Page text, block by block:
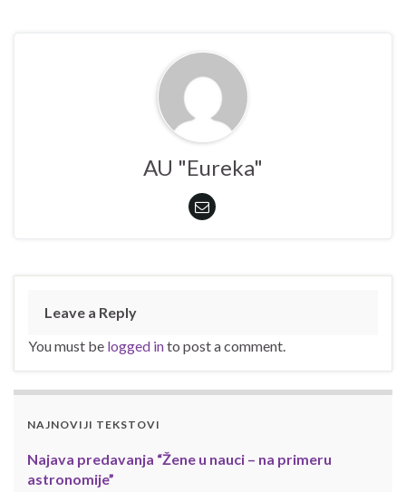
AU "Eureka"
Leave a Reply
You must be logged into post a comment.
NAJNOVIJI TEKSTOVI
Najava predavanja “Žene u nauci – na primeru
astronomije”